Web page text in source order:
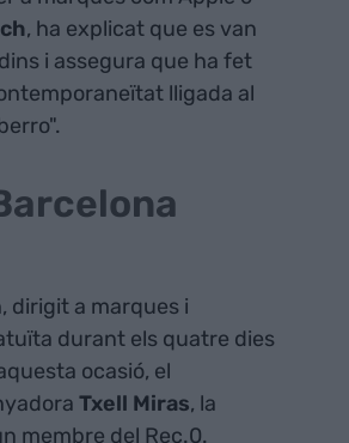
, ha explicat que es van
i assegura que ha fet
lligada al
dirigit a marques i
durant els quatre dies
ocasió, el
Txell Miras, la
membre del Rec.0.